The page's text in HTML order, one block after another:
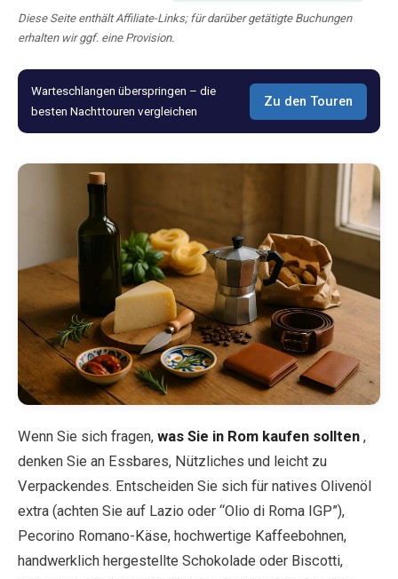
Blog
Alle Souvenirs
Posters
T-Shirts
Fridge Magnets
License Plates
Über uns
EN
Diese Seite enthält Affiliate-Links; für darüber getätigte Buchungen
erhalten wir ggf. eine Provision.
Warteschlangen überspringen – die
besten Nachttouren vergleichen
Zu den Touren
Wenn Sie sich fragen, was Sie in Rom kaufen sollten ,
denken Sie an Essbares, Nützliches und leicht zu
Verpackendes. Entscheiden Sie sich für natives Olivenöl
extra (achten Sie auf Lazio oder “Olio di Roma IGP”),
Pecorino Romano-Käse, hochwertige Kaffeebohnen,
handwerklich hergestellte Schokolade oder Biscotti,